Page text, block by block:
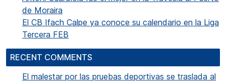
de Moraira
El CB Ifach Calpe ya conoce su calendario en la Liga
Tercera FEB
RECENT COMMENTS
El malestar por las pruebas deportivas se traslada al